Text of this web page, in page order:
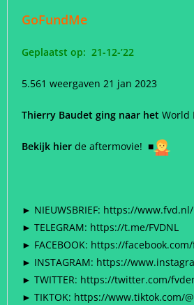
GoFundMe
Geplaatst op: 21-12-’22
5.561 weergaven 21 jan 2023
Thierry Baudet ging naar het World
Bekijk hier de aftermovie! ■
► NIEUWSBRIEF: https://
► TELEGRAM: https://t.me/FVDNL
► FACEBOOK: https://
► INSTAGRAM: https://
► TWITTER: https://twitter.com/
► TIKTOK: https://www.tiktok.com/